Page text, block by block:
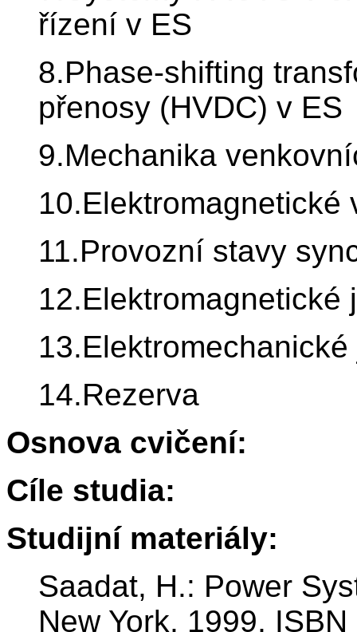
řízení v ES
8.Phase-shifting
přenosy (HVDC) v ES
9.Mechanika
11.Provozní stavy
12.Elektromagnetické
14.Rezerva
Osnova cvičení:
Cíle studia:
Studijní materiály:
Saadat, H.: Power
New York, 1999,